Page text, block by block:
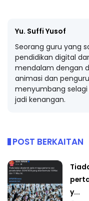
Yu. Suffi Yusof
Seorang guru yang
pendidikan digital
mendalam dengan
animasi dan
menyumbang selagi
jadi kenangan.
POST BERKAITAN
y...